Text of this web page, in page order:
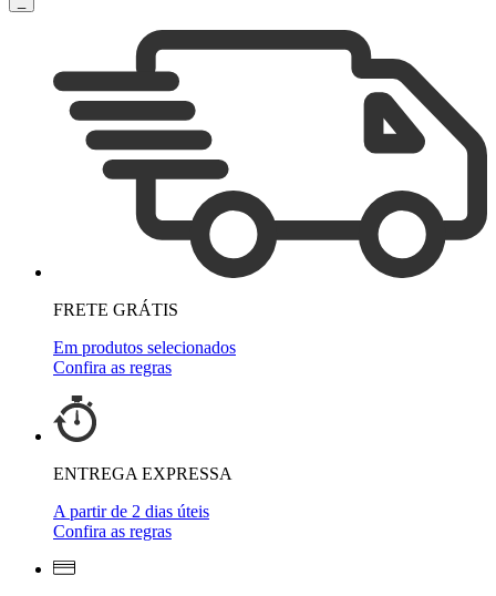
FRETE GRÁTIS
Em produtos selecionados
Confira as regras
ENTREGA EXPRESSA
A partir de 2 dias úteis
Confira as regras